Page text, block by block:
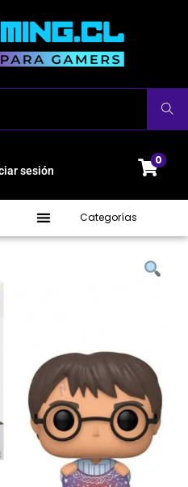
Buscar
sesión
0
Categorías